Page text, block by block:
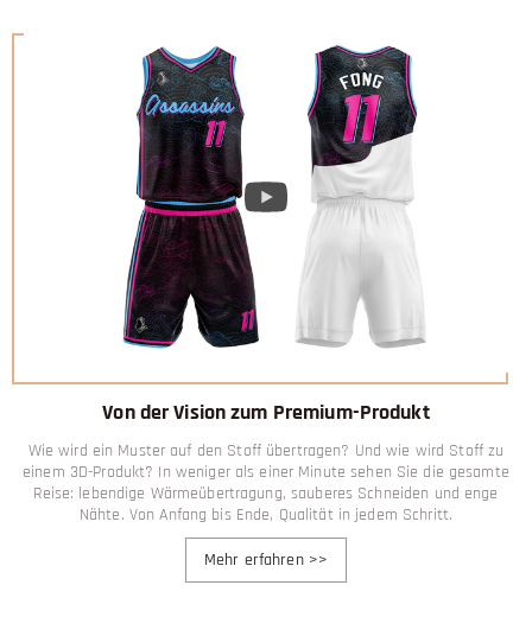
Von der Vision zum Premium-Produkt
Wie wird ein Muster auf den Stoff übertragen? Und wie wird Stoff zu
einem 3D-Produkt? In weniger als einer Minute sehen Sie die gesamte
Reise: lebendige Wärmeübertragung, sauberes Schneiden und enge
Nähte. Von Anfang bis Ende, Qualität in jedem Schritt.
Mehr erfahren>>